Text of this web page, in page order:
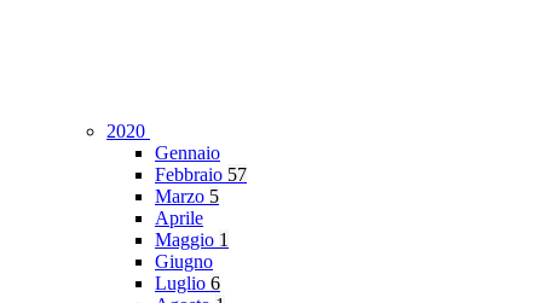
2020
Gennaio
Febbraio 57
Marzo 5
Aprile
Maggio 1
Giugno
Luglio 6